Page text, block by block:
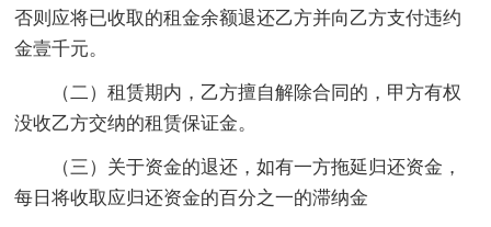
否则应将已收取的租金余额退还乙方并向乙方支付违约
金壹千元。
（二）租赁期内，乙方擅自解除合同的，甲方有权
没收乙方交纳的租赁保证金。
（三）关于资金的退还，如有一方拖延归还资金，
每日将收取应归还资金的百分之一的滞纳金